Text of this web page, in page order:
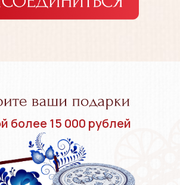
более 15 000 рублей